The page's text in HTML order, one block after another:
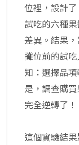
位裡，設計
試吃的六種
差異。結果
攤位前的試
知：選擇品
是，調查購
完全逆轉了！
這個實驗結